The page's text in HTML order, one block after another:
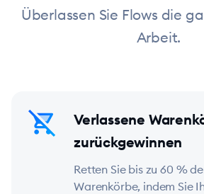
Überlassen Sie Flows die
Arbeit.
Verlassene
zurückgewinnen
Retten Sie bis zu 60 %
Warenkörbe, indem Sie